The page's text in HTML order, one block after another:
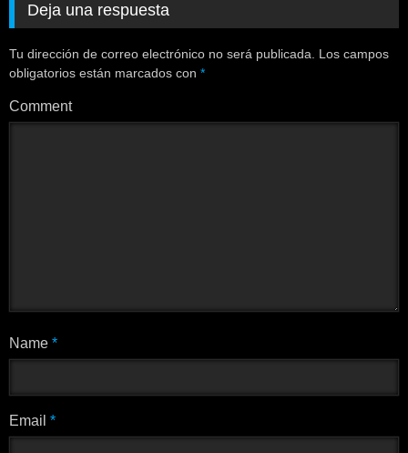
Deja una respuesta
Tu dirección de correo electrónico no será publicada.
Los campos
obligatorios están marcados con *
Comment
Name *
Email *